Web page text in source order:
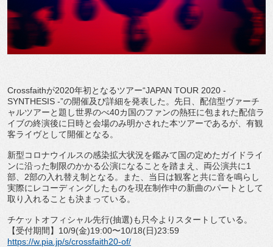
Crossfaithが2020年初となるツアー“JAPAN TOUR 2020 -
SYNTHESIS -”の開催及び詳細を発表した。先日、配信型ヴァーチ
ャルツアーと題し世界のべ40カ国のファンの熱狂に包まれた配信ラ
イブの終演後に日時と会場のみ明かされた本ツアーであるが、有観
客ライヴとして開催となる。
新型コロナウイルスの感染拡大状況を鑑みて国の定めたガイドライ
ンに沿った制限のかかる公演になることを踏まえ、両公演共に1
部、2部の入れ替え制となる。また、当日は観客と共に音を鳴らし
実際にレコーディングしたものを現在制作中の新曲のパートとして
取り入れることも決まっている。
チケットオフィシャル先行(抽選)も只今よりスタートしている。
【受付期間】10/9(金)19:00〜10/18(日)23:59
https://w.pia.jp/s/crossfaith20-of/